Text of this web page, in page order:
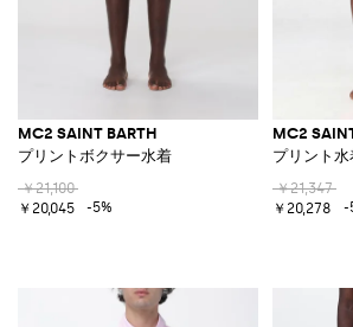
MC2 SAINT BARTH
プリントボクサー水着
￥21,100
￥20,045
-5%
MC2
プリント水
￥21,347
￥20,278
-